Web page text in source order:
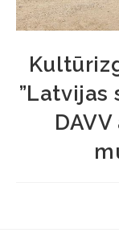
”Latvijas